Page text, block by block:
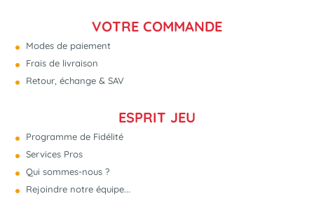
VOTRE COMMANDE
Modes de paiement
Frais de livraison
Retour, échange & SAV
ESPRIT JEU
Programme de Fidélité
Services Pros
Qui sommes-nous ?
Rejoindre notre équipe...